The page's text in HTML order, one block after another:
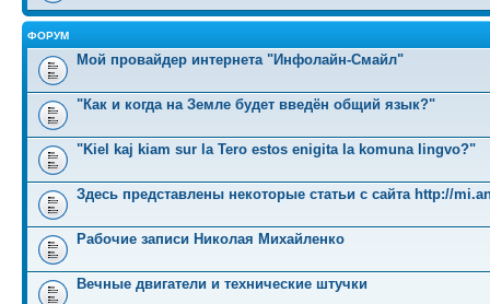
ФОРУМ
Мой провайдер интернета "Инфолайн-Смайл"
"Как и когда на Земле будет введён общий язык?"
"Kiel kaj kiam sur la Tero estos enigita la komuna lingvo?"
Здесь представлены некоторые статьи с сайта http://
Рабочие записи Николая Михайленко
Вечные двигатели и технические штучки